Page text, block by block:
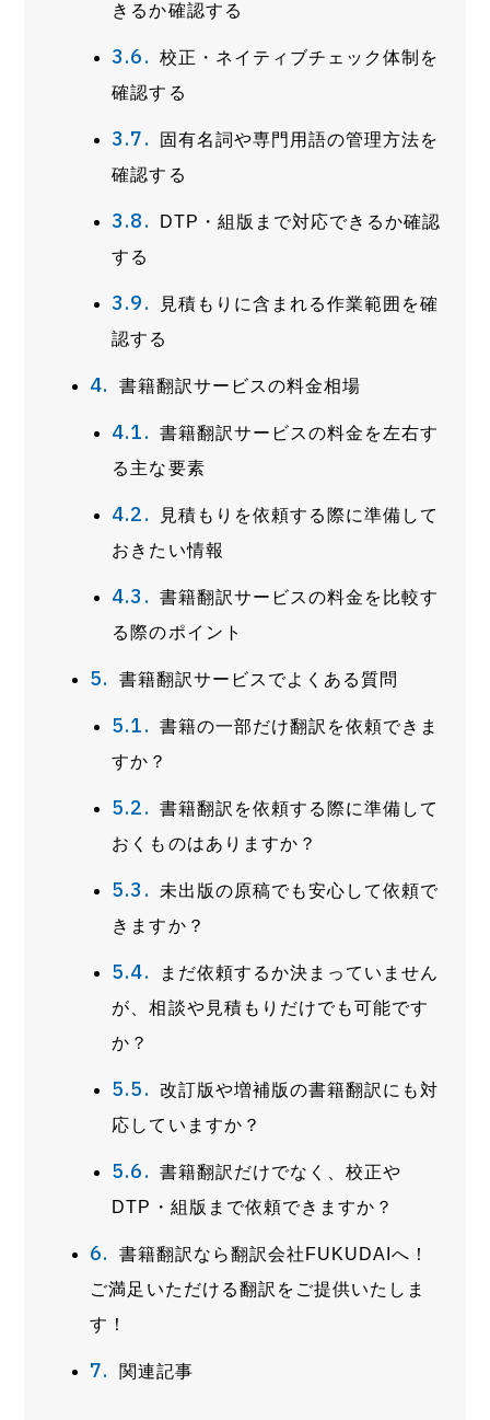
きるか確認する
校正・ネイティブチェック体制を
確認する
固有名詞や専門用語の管理方法を
確認する
DTP・組版まで対応できるか確認
する
見積もりに含まれる作業範囲を確
認する
書籍翻訳サービスの料金相場
書籍翻訳サービスの料金を左右す
る主な要素
見積もりを依頼する際に準備して
おきたい情報
書籍翻訳サービスの料金を比較す
る際のポイント
書籍翻訳サービスでよくある質問
書籍の一部だけ翻訳を依頼できま
すか？
書籍翻訳を依頼する際に準備して
おくものはありますか？
未出版の原稿でも安心して依頼で
きますか？
まだ依頼するか決まっていません
が、相談や見積もりだけでも可能です
か？
改訂版や増補版の書籍翻訳にも対
応していますか？
書籍翻訳だけでなく、校正や
DTP・組版まで依頼できますか？
書籍翻訳なら翻訳会社FUKUDAIへ！
ご満足いただける翻訳をご提供いたしま
す！
関連記事